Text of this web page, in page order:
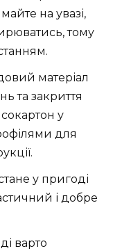
на увазі,
тому
матеріал
та закриття
у
для
у пригоді
і добре
варто